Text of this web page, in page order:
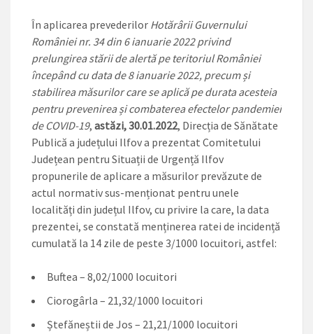
În aplicarea prevederilor Hotărârii Guvernului
României nr. 34 din 6 ianuarie 2022 privind
prelungirea stării de alertă pe teritoriul României
începând cu data de 8 ianuarie 2022, precum și
stabilirea măsurilor care se aplică pe durata acesteia
pentru prevenirea și combaterea efectelor pandemiei
de COVID-19, astăzi, 30.01.2022, Direcția de Sănătate
Publică a județului Ilfov a prezentat Comitetului
Județean pentru Situații de Urgență Ilfov
propunerile de aplicare a măsurilor prevăzute de
actul normativ sus-menționat pentru unele
localități din județul Ilfov, cu privire la care, la data
prezentei, se constată menținerea ratei de incidență
cumulată la 14 zile de peste 3/1000 locuitori, astfel:
Buftea – 8,02/1000 locuitori
Ciorogârla – 21,32/1000 locuitori
Ștefăneștii de Jos – 21,21/1000 locuitori